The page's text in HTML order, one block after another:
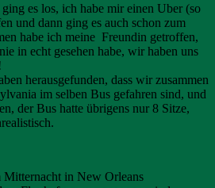
es los, ich habe mir einen Uber (so
und dann ging es auch schon zum
habe ich meine Freundin getroffen,
in echt gesehen habe, wir haben uns
herausgefunden, dass wir zusammen
im selben Bus gefahren sind, und
der Bus hatte übrigens nur 8 Sitze,
in New Orleans